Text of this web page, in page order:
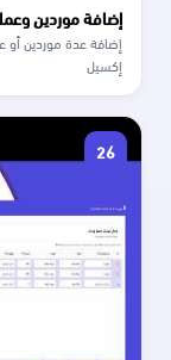
إضافة موردين
إضافة عدة موردين أو
إكسيل
26